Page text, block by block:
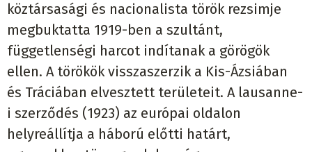
köztársasági és nacionalista török rezsimje
megbuktatta 1919-ben a szultánt,
függetlenségi harcot indítanak a görögök
ellen. A törökök visszaszerzik a Kis-Ázsiában
és Tráciában elvesztett területeit. A lausanne-
i szerződés (1923) az európai oldalon
helyreállítja a háború előtti határt,